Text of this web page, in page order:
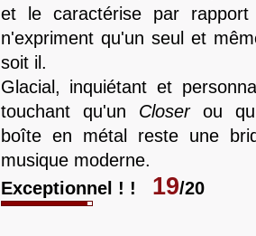
et le caractérise par
n'expriment qu'un seul et
soit il.
Glacial, inquiétant et
touchant qu'un Closerou
boîte en métal reste une
musique moderne.
Exceptionnel ! !
19/20